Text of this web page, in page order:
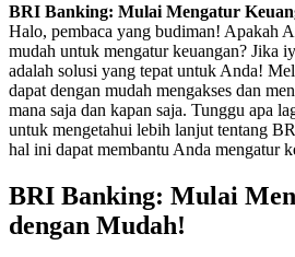
BRI Banking: Mulai Mengatur
Halo, pembaca yang budiman! Apakah
mudah untuk mengatur keuangan? Jika
adalah solusi yang tepat untuk Anda!
dapat dengan mudah mengakses dan
mana saja dan kapan saja. Tunggu apa
untuk mengetahui lebih lanjut tentang
hal ini dapat membantu Anda mengatur
BRI Banking: Mulai
dengan Mudah!